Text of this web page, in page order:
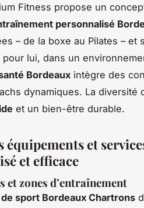
Fitness propose un
personnalisé
– de la boxe au Pilates – et
pour lui, dans un
Bordeaux intègre des
dynamiques. La diversité
et un bien-être durable.
équipements et
et efficace
et zones d’entraînement
sport Bordeaux Chartrons